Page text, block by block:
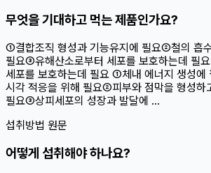
무엇을 기대하고 먹는 제품인가요?
①결합조직 형성과 기능유지에 필요②철의 흡
필요③유해산소로부터 세포를 보호하는데 필
세포를 보호하는데 필요 ①체내 에너지 생성
시각 적응을 위해 필요②피부와 점막을 형성하
필요③상피세포의 성장과 발달에 ...
섭취방법 원문
어떻게 섭취해야 하나요?